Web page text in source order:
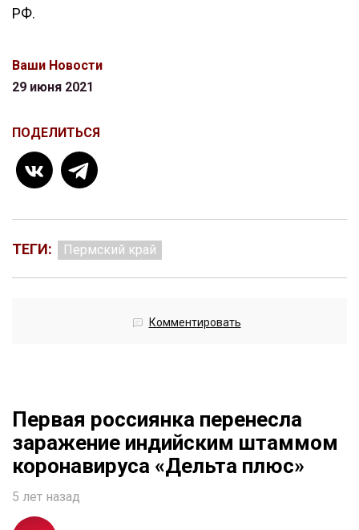
РФ.
Ваши Новости
29 июня 2021
ПОДЕЛИТЬСЯ
ТЕГИ: Пермский край
Комментировать
Первая россиянка перенесла
заражение индийским штаммом
коронавируса «Дельта плюс»
5 лет назад